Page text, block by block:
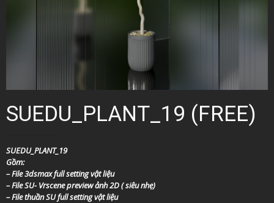
SUEDU_PLANT_19 (FREE)
SUEDU_PLANT_19
Gồm:
– File 3dsmax full setting vật liệu
– File SU- Vrscene preview ảnh 2D ( siêu nhẹ)
– File thuần SU full setting vật liệu